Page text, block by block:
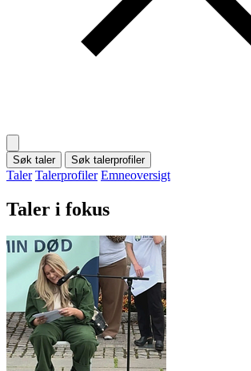
Søk taler Søk talerprofiler
Taler Talerprofiler Emneoversigt
Taler i fokus